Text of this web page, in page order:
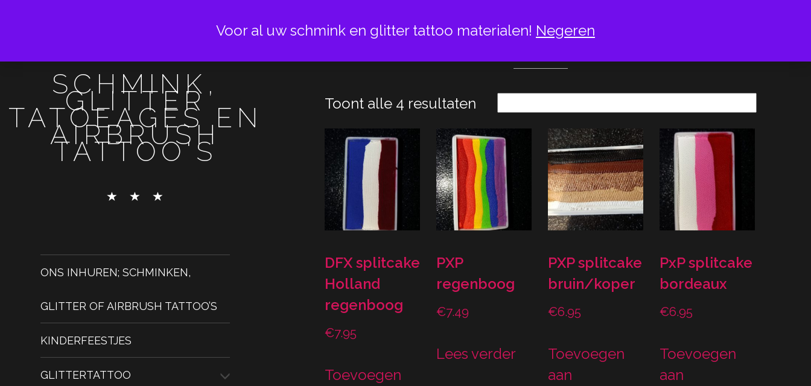
SCHMINK,
GLITTER
TATOEAGES EN
AIRBRUSH
TATTOO'S
ONS INHUREN; SCHMINKEN,
GLITTER OF AIRBRUSH TATTOO’S
KINDERFEESTJES
GLITTERTATTOO
REGENBOOG
Toont alle 4 resultaten
DFX splitcake
Holland
regenboog
€7.95
Toevoegen
PXP
regenboog
€7.49
Lees verder
PXP splitcake
bruin/koper
€6.95
Toevoegen
aan
PxP splitcake
bordeaux
€6.95
Toevoegen
aan
Voor al uw schmink en glitter tattoo materialen! Negeren